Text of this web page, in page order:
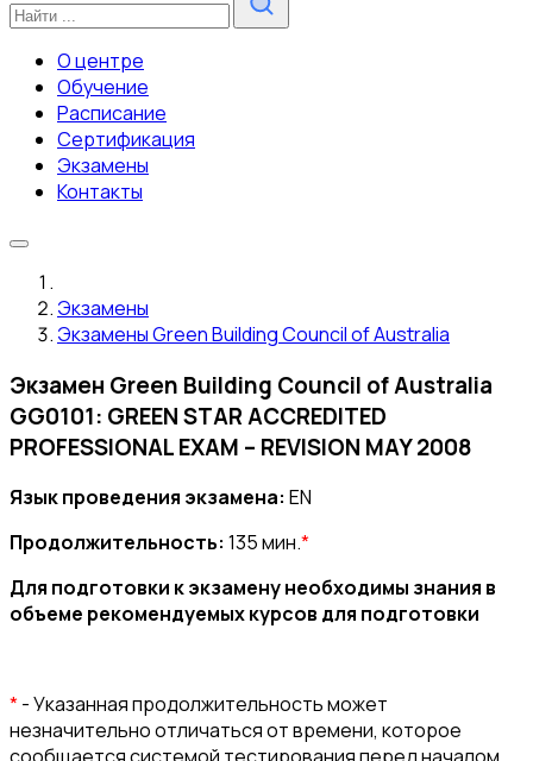
О центре
Обучение
Расписание
Сертификация
Экзамены
Контакты
Экзамены
Экзамены Green Building Council of Australia
Экзамен Green Building Council of Australia
GG0101: GREEN STAR ACCREDITED
PROFESSIONAL EXAM – REVISION MAY 2008
Язык проведения экзамена: EN
Продолжительность: 135 мин.*
Для подготовки к экзамену необходимы знания в
объеме рекомендуемых курсов для подготовки
*- Указанная продолжительность может
незначительно отличаться от времени, которое